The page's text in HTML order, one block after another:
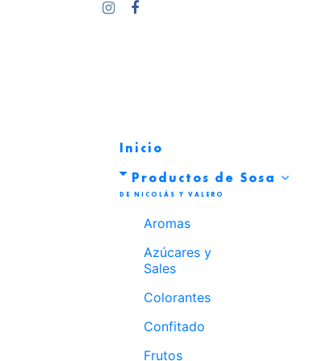
Inicio
Productos de Sosa
Aromas
Azúcares y
Sales
Colorantes
Confitado
Frutos